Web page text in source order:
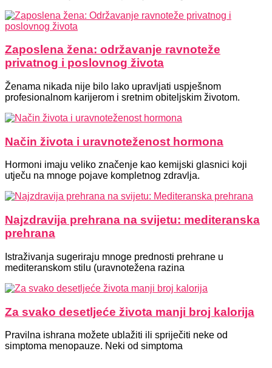
Zaposlena žena: održavanje ravnoteže
privatnog i poslovnog života
Ženama nikada nije bilo lako upravljati uspješnom
profesionalnom karijerom i sretnim obiteljskim životom.
Način života i uravnoteženost hormona
Hormoni imaju veliko značenje kao kemijski glasnici koji
utječu na mnoge pojave kompletnog zdravlja.
Najzdravija prehrana na svijetu: mediteranska
prehrana
Istraživanja sugeriraju mnoge prednosti prehrane u
mediteranskom stilu (uravnotežena razina
Za svako desetljeće života manji broj kalorija
Pravilna ishrana možete ublažiti ili spriječiti neke od
simptoma menopauze. Neki od simptoma